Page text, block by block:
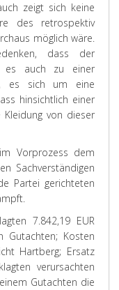
zeigt sich keine
des retrospektiv
möglich wäre.
dass der
es auch zu einer
es sich um eine
hinsichtlich einer
von dieser
Vorprozess dem
Sachverständigen
Partei gerichteten
7.842,19 EUR
Gutachten; Kosten
Hartberg; Ersatz
verursachten
Gutachten die